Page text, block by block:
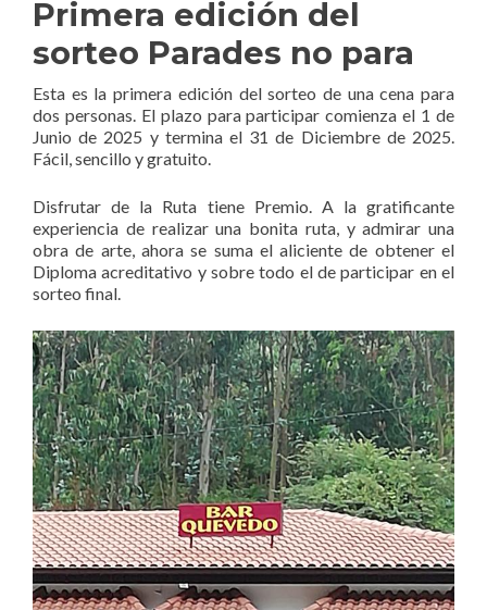
Primera edición del
sorteo Parades no para
Esta es la primera edición del sorteo de una cena para
dos personas. El plazo para participar comienza el 1 de
Junio de 2025 y termina el 31 de Diciembre de 2025.
Fácil, sencillo y gratuito.
Disfrutar de la Ruta tiene Premio. A la gratificante
experiencia de realizar una bonita ruta, y admirar una
obra de arte, ahora se suma el aliciente de obtener el
Diploma acreditativo y sobre todo el de participar en el
sorteo final.